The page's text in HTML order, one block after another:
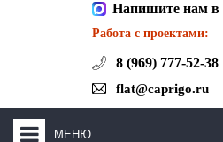
Напишите нам
Работа с проектами:
8 (969) 777-52-38
flat@caprigo.ru
МЕНЮ